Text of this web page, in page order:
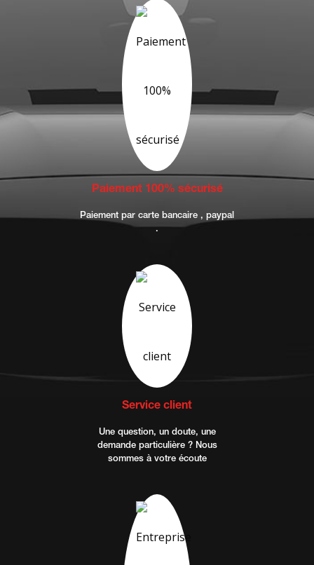
Paiement 100% sécurisé
Paiement par carte bancaire , paypal
.
Service client
Une question, un doute, une
demande particulière ? Nous
sommes à votre écoute